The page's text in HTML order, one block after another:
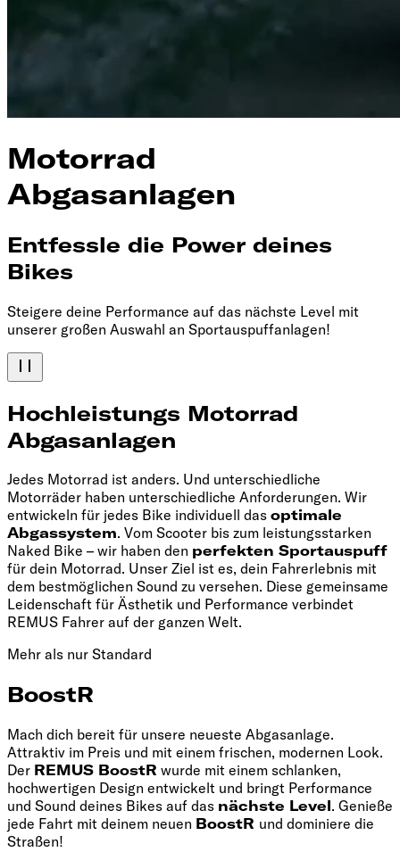
Motorrad
Abgasanlagen
Entfessle die Power deines
Bikes
Steigere deine Performance auf das nächste Level mit
unserer großen Auswahl an Sportauspuffanlagen!
Hochleistungs Motorrad
Abgasanlagen
Jedes Motorrad ist anders. Und unterschiedliche
Motorräder haben unterschiedliche Anforderungen. Wir
entwickeln für jedes Bike individuell das optimale
Abgassystem. Vom Scooter bis zum leistungsstarken
Naked Bike – wir haben den perfekten Sportauspuff
für dein Motorrad. Unser Ziel ist es, dein Fahrerlebnis mit
dem bestmöglichen Sound zu versehen. Diese gemeinsame
Leidenschaft für Ästhetik und Performance verbindet
REMUS Fahrer auf der ganzen Welt.
Mehr als nur Standard
BoostR
Mach dich bereit für unsere neueste Abgasanlage.
Attraktiv im Preis und mit einem frischen, modernen Look.
Der REMUS BoostR wurde mit einem schlanken,
hochwertigen Design entwickelt und bringt Performance
und Sound deines Bikes auf das nächste Level. Genieße
jede Fahrt mit deinem neuen BoostR und dominiere die
Straßen!